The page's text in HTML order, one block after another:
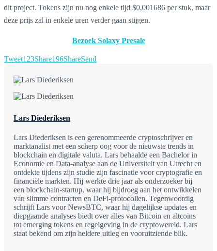
dit project. Tokens zijn nu nog enkele tijd $0,001686 per stuk, maar
deze prijs zal in enkele uren verder gaan stijgen.
Bezoek Solaxy Presale
Tweet123Share196ShareSend
Lars Diederiksen
Lars Diederiksen is een gerenommeerde cryptoschrijver en
marktanalist met een scherp oog voor de nieuwste trends in
blockchain en digitale valuta. Lars behaalde een Bachelor in
Economie en Data-analyse aan de Universiteit van Utrecht en
ontdekte tijdens zijn studie zijn fascinatie voor cryptografie en
financiële markten. Hij werkte drie jaar als onderzoeker bij
een blockchain-startup, waar hij bijdroeg aan het ontwikkelen
van slimme contracten en DeFi-protocollen. Tegenwoordig
schrijft Lars voor NewsBTC, waar hij dagelijkse updates en
diepgaande analyses biedt over alles van Bitcoin en altcoins
tot emerging tokens en regelgeving in de cryptowereld. Lars
staat bekend om zijn heldere uitleg en vooruitziende blik.